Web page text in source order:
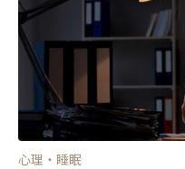
心理・睡眠